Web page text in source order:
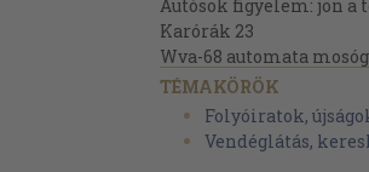
Autósok figyelem: jön a
Karórák 23
Wva-68 automata
Koratron 27
Csak együtt? 28
Rejtélyes rejtjelek 29
A Nagyító postája 30
TÉMAKÖRÖK
Folyóiratok,
Vendéglátás,